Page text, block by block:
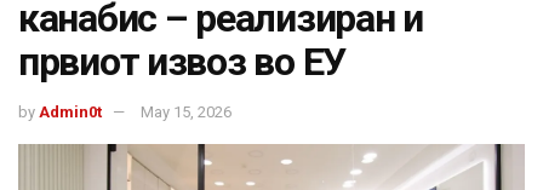
канабис – реализиран и
првиот извоз во ЕУ
by Admin0t May 15, 2026